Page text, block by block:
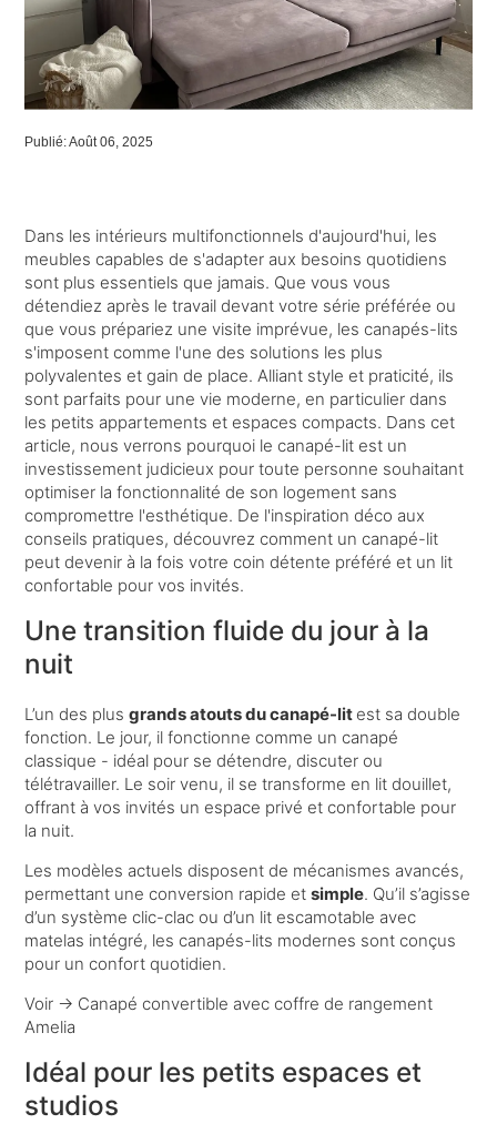
Publié: Août 06, 2025
Dans les intérieurs multifonctionnels d'aujourd'hui, les
meubles capables de s'adapter aux besoins quotidiens
sont plus essentiels que jamais. Que vous vous
détendiez après le travail devant votre série préférée ou
que vous prépariez une visite imprévue, les canapés-lits
s'imposent comme l'une des solutions les plus
polyvalentes et gain de place. Alliant style et praticité, ils
sont parfaits pour une vie moderne, en particulier dans
les petits appartements et espaces compacts. Dans cet
article, nous verrons pourquoi le canapé-lit est un
investissement judicieux pour toute personne souhaitant
optimiser la fonctionnalité de son logement sans
compromettre l'esthétique. De l'inspiration déco aux
conseils pratiques, découvrez comment un canapé-lit
peut devenir à la fois votre coin détente préféré et un lit
confortable pour vos invités.
Une transition fluide du jour à la
nuit
L’un des plusgrands atouts du canapé-lit est sa double
fonction. Le jour, il fonctionne comme un canapé
classique - idéal pour se détendre, discuter ou
télétravailler. Le soir venu, il se transforme en lit douillet,
offrant à vos invités un espace privé et confortable pour
la nuit.
Les modèles actuels disposent de mécanismes avancés,
permettant une conversion rapide etsimple. Qu’il s’agisse
d’un système clic-clac ou d’un lit escamotable avec
matelas intégré, les canapés-lits modernes sont conçus
pour un confort quotidien.
Voir → Canapé convertible avec coffre de rangement
Amelia
Idéal pour les petits espaces et
studios